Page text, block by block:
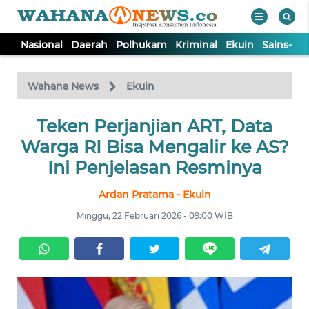
Nasional Daerah Polhukam Kriminal Ekuin Sains-
Wahana News Ekuin
Teken Perjanjian ART, Data
Warga RI Bisa Mengalir ke AS?
Ini Penjelasan Resminya
Ardan Pratama - Ekuin
Minggu, 22 Februari 2026 - 09:00 WIB
TV
Tutup
NASIONAL
DAERAH
KRIMINAL
EKUIN